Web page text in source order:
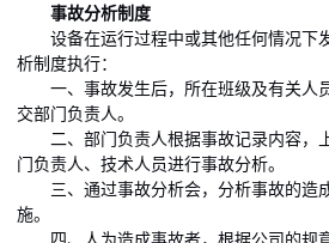
事故分析制度
设备在运行过程中或其他任何情况下
析制度执行：
一、事故发生后，所在班级及有关人
交部门负责人。
二、部门负责人根据事故记录内容，
门负责人、技术人员进行事故分析。
三、通过事故分析会，分析事故的造
施。